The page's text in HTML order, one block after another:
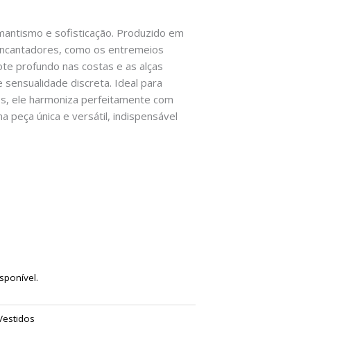
e sofisticação. Produzido em
como os entremeios
profundo nas costas e as alças
discreta. Ideal para
ele harmoniza perfeitamente com
peça única e versátil, indispensável